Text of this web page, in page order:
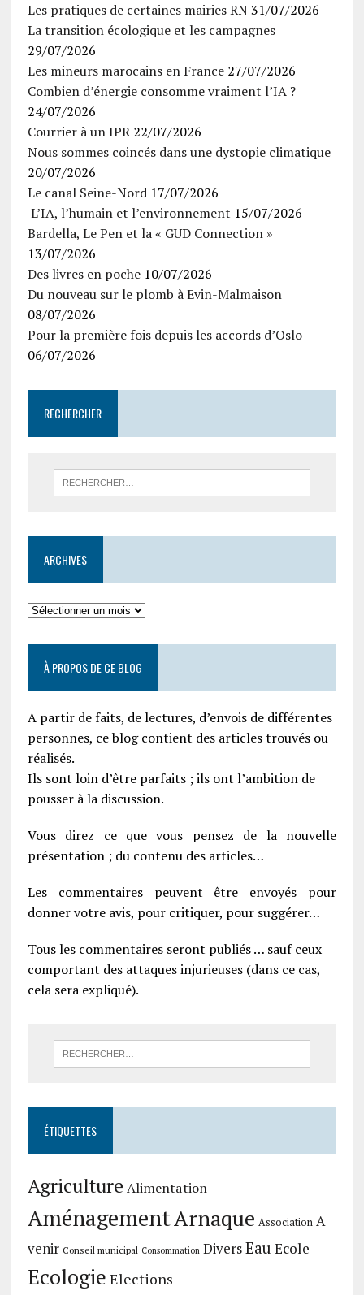
Les pratiques de certaines mairies RN 31/07/2026
La transition écologique et les campagnes
29/07/2026
Les mineurs marocains en France 27/07/2026
Combien d’énergie consomme vraiment l’IA ?
24/07/2026
Courrier à un IPR 22/07/2026
Nous sommes coincés dans une dystopie climatique
20/07/2026
Le canal Seine-Nord 17/07/2026
L’IA, l’humain et l’environnement 15/07/2026
Bardella, Le Pen et la « GUD Connection »
13/07/2026
Des livres en poche 10/07/2026
Du nouveau sur le plomb à Evin-Malmaison
08/07/2026
Pour la première fois depuis les accords d’Oslo
06/07/2026
RECHERCHER
ARCHIVES
À PROPOS DE CE BLOG
A partir de faits, de lectures, d’envois de différentes
personnes, ce blog contient des articles trouvés ou
réalisés.
Ils sont loin d’être parfaits ; ils ont l’ambition de
pousser à la discussion.
Vous direz ce que vous pensez de la nouvelle
présentation ; du contenu des articles…
Les commentaires peuvent être envoyés pour
donner votre avis, pour critiquer, pour suggérer…
Tous les commentaires seront publiés … sauf ceux
comportant des attaques injurieuses (dans ce cas,
cela sera expliqué).
ÉTIQUETTES
Agriculture Alimentation
AménagementArnaque Association A
venir Conseil municipal Consommation DiversEau Ecole
Ecologie Elections